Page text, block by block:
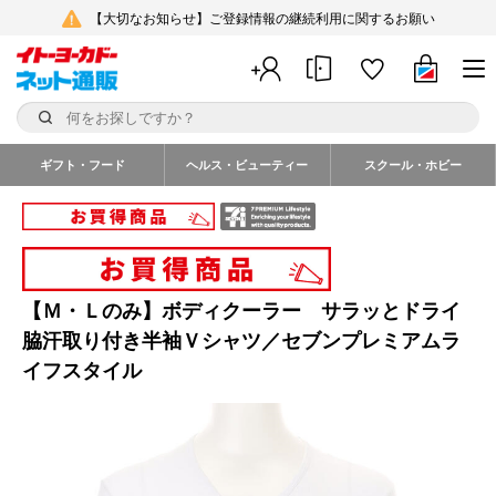
【大切なお知らせ】ご登録情報の継続利用に関するお願い
ギフト・フード ヘルス・ビューティー スクール・ホビー
【Ｍ・Ｌのみ】ボディクーラー サラッとドライ
脇汗取り付き半袖Ｖシャツ／セブンプレミアムラ
イフスタイル